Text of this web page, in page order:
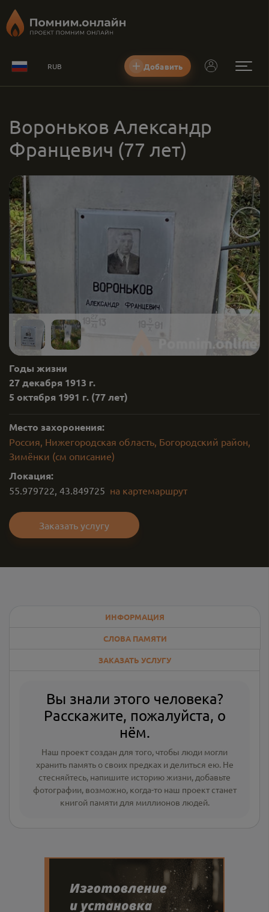
RUB Добавить
Вороньков Александр
Францевич (77 лет)
Годы жизни
27 декабря 1913 г.
5 октября 1991 г. (77 лет)
Место захоронения:
Россия, Нижегородская область, Богородский район,
Зимёнки (см описание)
Локация:
55.979722, 43.849725 на картемаршрут
Заказать услугу
ИНФОРМАЦИЯ
СЛОВА ПАМЯТИ
ЗАКАЗАТЬ УСЛУГУ
Вы знали этого человека?
Расскажите, пожалуйста, о
нём.
Наш проект создан для того, чтобы люди могли
хранить память о своих предках и делиться ею. Не
стесняйтесь, напишите историю жизни, добавьте
фотографии, возможно, когда-то наш проект станет
книгой памяти для миллионов людей.